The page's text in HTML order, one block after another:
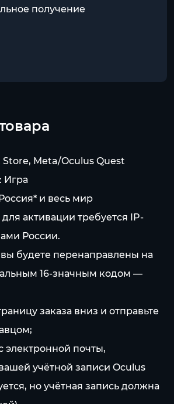
получение
Store, Meta/Oculus Quest
Игра
и весь мир
активации требуется IP-
России.
будете перенаправлены на
16-значным кодом —
заказа вниз и отправьте
электронной почты,
учётной записи Oculus
но учётная запись должна